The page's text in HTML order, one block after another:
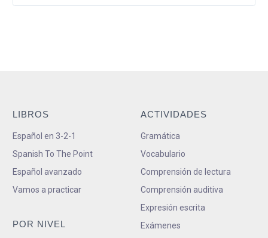
LIBROS
Español en 3-2-1
Spanish To The Point
Español avanzado
Vamos a practicar
POR NIVEL
ACTIVIDADES
Gramática
Vocabulario
Comprensión de lectura
Comprensión auditiva
Expresión escrita
Exámenes